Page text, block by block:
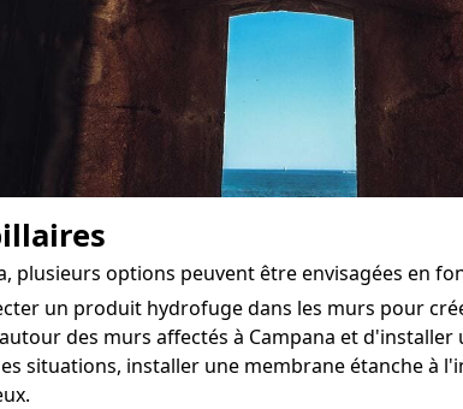
plusieurs options peuvent être envisagées en
un produit hydrofuge dans les murs pour
des murs affectés à Campana et
situations, installer une membrane étanche à